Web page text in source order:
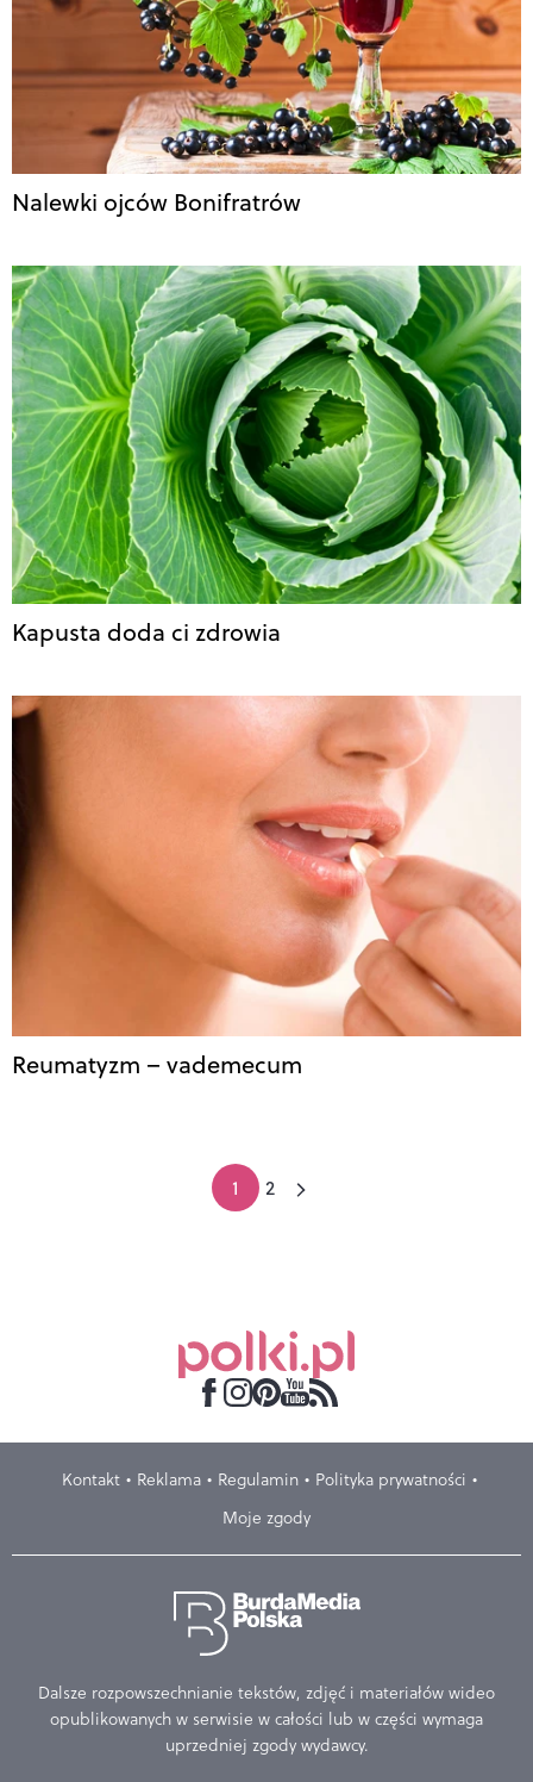
Nalewki ojców Bonifratrów
Kapusta doda ci zdrowia
Reumatyzm – vademecum
1 2
Kontakt Reklama Regulamin
Polityka prywatności
Moje zgody
Dalsze rozpowszechnianie tekstów, zdjęć i materiałów wideo
opublikowanych w serwisie w całości lub w części wymaga
uprzedniej zgody wydawcy.